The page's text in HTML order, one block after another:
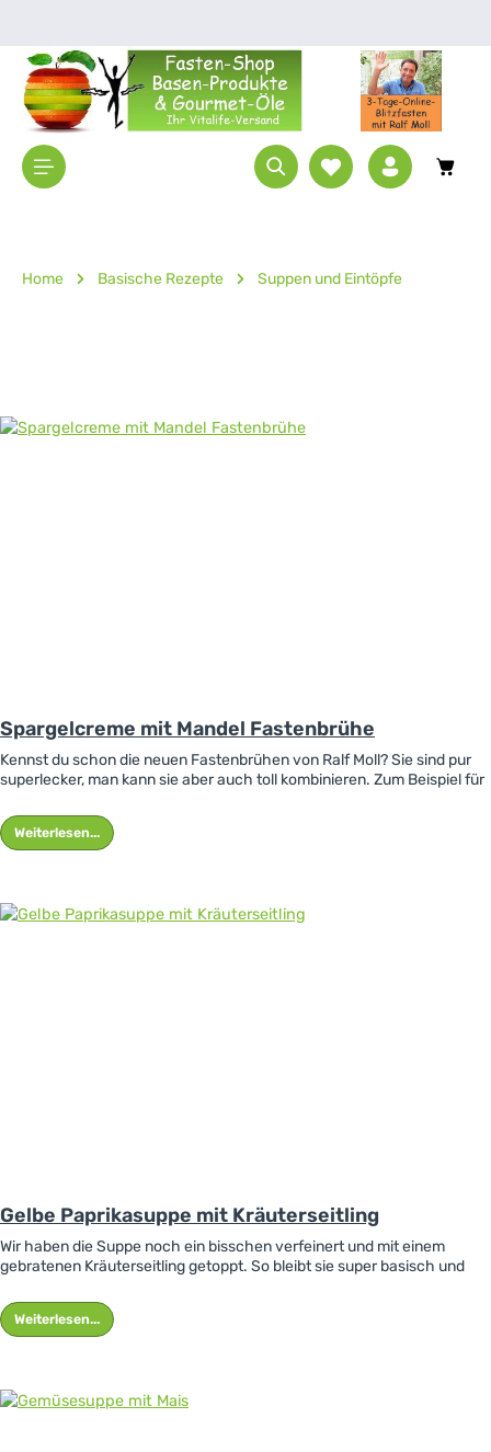
Home Basische Rezepte Suppen und Eintöpfe
Spargelcreme mit Mandel Fastenbrühe
Kennst du schon die neuen Fastenbrühen von Ralf Moll? Sie sind pur
superlecker, man kann sie aber auch toll kombinieren. Zum Beispiel für
Weiterlesen...
Gelbe Paprikasuppe mit Kräuterseitling
Wir haben die Suppe noch ein bisschen verfeinert und mit einem
gebratenen Kräuterseitling getoppt. So bleibt sie super basisch und
Weiterlesen...